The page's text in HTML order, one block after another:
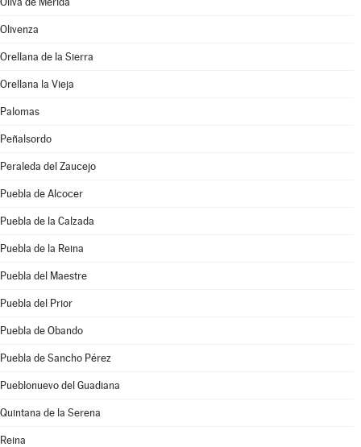
Olivenza
Orellana de la Sierra
Orellana la Vieja
Palomas
Peñalsordo
Peraleda del Zaucejo
Puebla de Alcocer
Puebla de la Calzada
Puebla de la Reina
Puebla del Maestre
Puebla del Prior
Puebla de Obando
Puebla de Sancho Pérez
Pueblonuevo del Guadiana
Quintana de la Serena
Reina